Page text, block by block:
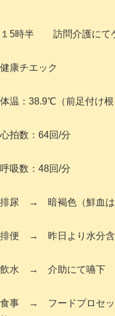
１5時半 訪問介護にてケ
健康チエック
体温：38.9℃（前足付け根
心拍数：64回/分
呼吸数：48回/分
排尿 → 暗褐色（鮮血は
排便 → 昨日より水分
飲水 → 介助にて嚥下
食事 → フードプロセッ